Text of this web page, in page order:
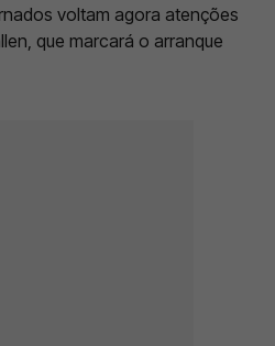
voltam agora atenções
que marcará o arranque